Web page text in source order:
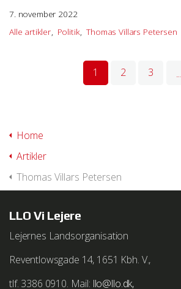
7. november 2022
Alle artikler
Politik Thomas Villars Petersen
1 2 3 ...
Home
Artikler
Thomas Villars Petersen
LLO Vi Lejere
Lejernes Landsorganisation
Reventlowsgade 14, 1651 Kbh. V.,
tlf. 3386 0910. Mail: llo@llo.dk,